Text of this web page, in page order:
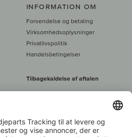
INFORMATION OM
Forsendelse og betaling
Virksomhedsoplysninger
Privatlivspolitik
Handelsbetingelser
Tilbagekaldelse af aftalen
Alle priser er inkl. moms, plus 39
450 DKK gratis fragt